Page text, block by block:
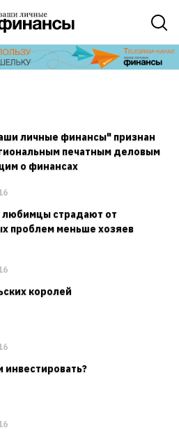
личные финансы" признан
печатным деловым
о финансах
страдают от
проблем меньше хозяев
королей
инвестировать?